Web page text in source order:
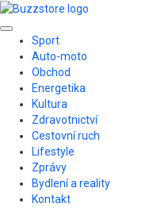
Skip
content
Primary
Menu
Sport
Auto-moto
Obchod
Energetika
Kultura
Zdravotnictví
Cestovní ruch
Lifestyle
Zprávy
Bydlení a reality
Kontakt